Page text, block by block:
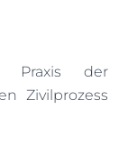
Praxis der
Zivilprozess